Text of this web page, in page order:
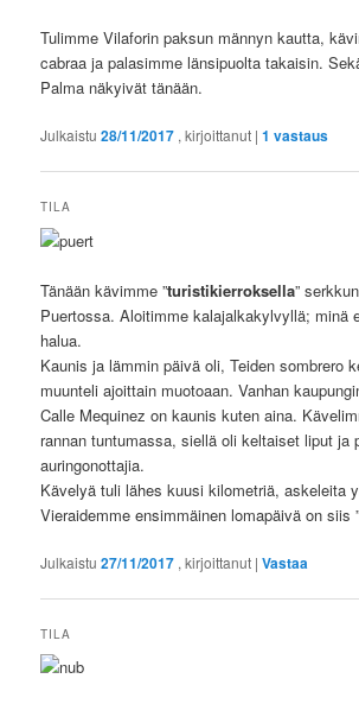
Tulimme Vilaforin paksun männyn kautta,
cabraa ja palasimme länsipuolta takaisin.
Palma näkyivät tänään.
Julkaistu28/11/2017 , kirjoittanut |1 vastaus
TILA
Tänään kävimme ”turistikierroksella”
Puertossa. Aloitimme kalajalkakylvyllä; minä
halua.
Kaunis ja lämmin päivä oli, Teiden sombrero
muunteli ajoittain muotoaan. Vanhan
Calle Mequinez on kaunis kuten aina.
rannan tuntumassa, siellä oli keltaiset liput ja
auringonottajia.
Kävelyä tuli lähes kuusi kilometriä, askeleita
Vieraidemme ensimmäinen lomapäivä on siis
Julkaistu27/11/2017 , kirjoittanut |Vastaa
TILA